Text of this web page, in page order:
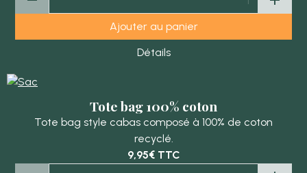
Ajouter au panier
Détails
Tote bag 100% coton
Tote bag style cabas composé à 100% de coton
recyclé.
9,95€ TTC